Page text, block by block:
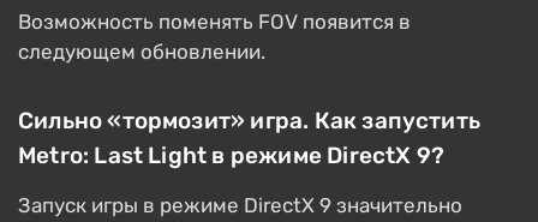
Возможность поменять FOV появится в
следующем обновлении.
Сильно «тормозит» игра. Как запустить
Metro: Last Light в режиме DirectX 9?
Запуск игры в режиме DirectX 9 значительно